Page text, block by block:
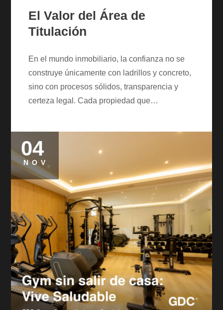
El Valor del Área de
Titulación
En el mundo inmobiliario, la confianza no se
construye únicamente con ladrillos y concreto,
sino con procesos sólidos, transparencia y
certeza legal. Cada propiedad que…
Posted
on
04
NOV